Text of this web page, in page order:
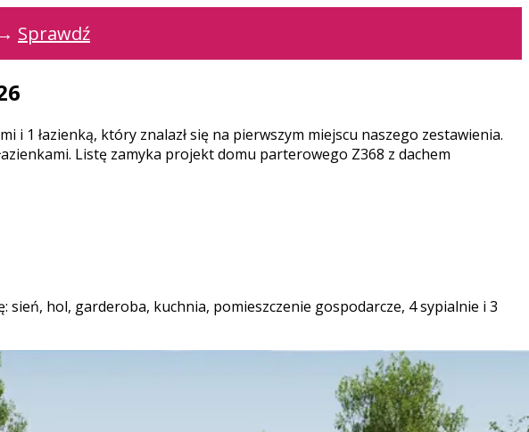
Sprawdź
1 łazienką, który znalazł się na pierwszym miejscu naszego zestawienia.
Listę zamyka projekt domu parterowego Z368 z dachem